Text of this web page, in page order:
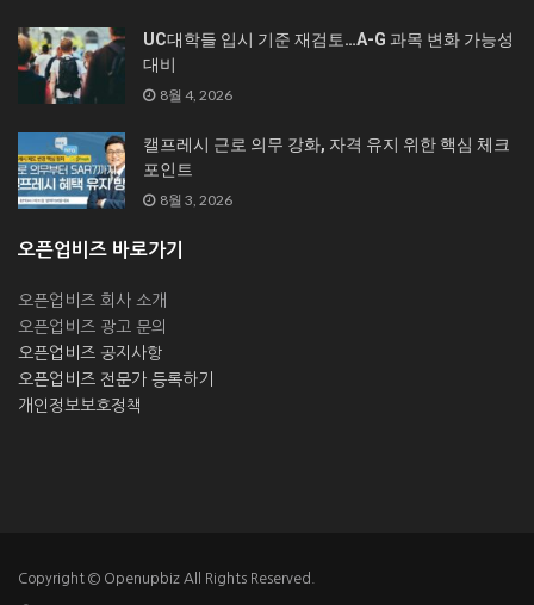
UC대학들 입시 기준 재검토…A-G 과목 변화 가능성
대비
8월 4, 2026
캘프레시 근로 의무 강화, 자격 유지 위한 핵심 체크
포인트
8월 3, 2026
오픈업비즈 바로가기
오픈업비즈 회사 소개
오픈업비즈 광고 문의
오픈업비즈 공지사항
오픈업비즈 전문가 등록하기
개인정보보호정책
Copyright © Openupbiz All Rights Reserved.